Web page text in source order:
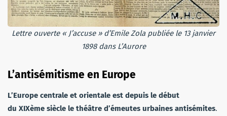
Lettre ouverte « J’accuse » d’Emile Zola publiée le 13 janvier
1898 dans L’Aurore
L’antisémitisme en Europe
L’Europe centrale et orientale est depuis le début
du XIXème siècle le théâtre d’émeutes urbaines antisémites.